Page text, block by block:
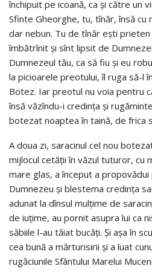
închipuit pe icoană, ca şi către un
Sfinte Gheorghe, tu, tînăr, însă
dar nebun. Tu de tînăr eşti prieten
îmbătrînit şi sînt lipsit de
Dumnezeul tău, ca să fiu şi eu
la picioarele preotului, îl ruga să-l
Botez. Iar preotul nu voia pentru
însă văzîndu-i credinţa şi
botezat noaptea în taină, de frica
A doua zi, saracinul cel nou
mijlocul cetăţii în văzul tuturor, cu
mare glas, a început a
Dumnezeu şi blestema credinţa
adunat la dînsul mulţime de
de iuţime, au pornit asupra lui ca
săbiile l-au tăiat bucăţi. Şi aşa în
cea bună a mărturisirii şi a luat
rugăciunile Sfântului Marelui